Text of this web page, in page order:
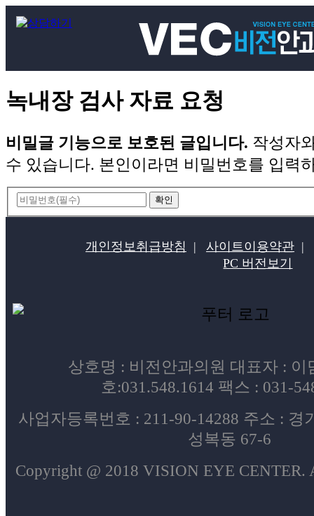
녹내장 검사 자료 요청
비밀글 기능으로 보호된 글입니다. 작성자
수 있습니다. 본인이라면 비밀번호를 입력
개인정보취급방침 | 사이트이용약관 |
PC 버전보기
상호명 : 비전안과의원 대표자 : 이
호:031.548.1614 팩스 : 031-
사업자등록번호 : 211-90-14288 주소 : 경
성복동 67-6
Copyright @ 2018 VISION EYE CENTER.